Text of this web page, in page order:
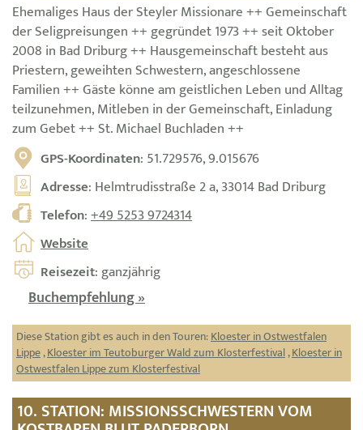
Ehemaliges Haus der Steyler Missionare ++ Gemeinschaft
der Seligpreisungen ++ gegründet 1973 ++ seit Oktober
2008 in Bad Driburg ++ Hausgemeinschaft besteht aus
Priestern, geweihten Schwestern, angeschlossene
Familien ++ Gäste könne am geistlichen Leben und Alltag
teilzunehmen, Mitleben in der Gemeinschaft, Einladung
zum Gebet ++ St. Michael Buchladen ++
GPS-Koordinaten: 51.729576, 9.015676
Adresse: Helmtrudisstraße 2 a, 33014 Bad Driburg
Telefon:+49 5253 9724314
Website
Reisezeit: ganzjährig
Buchempfehlung »
Diese Station gibt es auch in den Touren:Kloester in Ostwestfalen
Lippe,Kloester im Teutoburger Wald zum Klosterfestival,Kloester in
Ostwestfalen Lippe zum Klosterfestival
10. STATION: MISSIONSSCHWESTERN VOM